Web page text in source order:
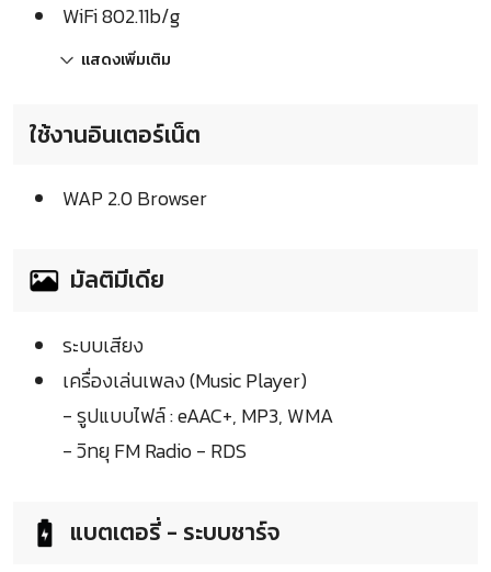
WiFi 802.11b/g
แสดงเพิ่มเติม
ใช้งานอินเตอร์เน็ต
WAP 2.0 Browser
มัลติมีเดีย
ระบบเสียง
เครื่องเล่นเพลง (Music Player)
- รูปแบบไฟล์ : eAAC+, MP3, WMA
- วิทยุ FM Radio - RDS
แบตเตอรี่ - ระบบชาร์จ